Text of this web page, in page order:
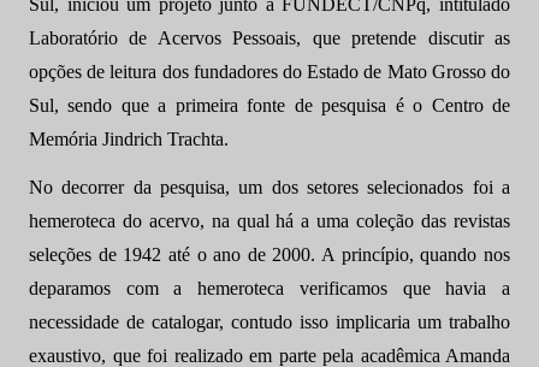
Sul, iniciou um projeto junto à FUNDECT/CNPq, intitulado
Laboratório de Acervos Pessoais, que pretende discutir as
opções de leitura dos fundadores do Estado de Mato Grosso do
Sul, sendo que a primeira fonte de pesquisa é o Centro de
Memória Jindrich Trachta.
No decorrer da pesquisa, um dos setores selecionados foi a
hemeroteca do acervo, na qual há a uma coleção das revistas
seleções de 1942 até o ano de 2000. A princípio, quando nos
deparamos com a hemeroteca verificamos que havia a
necessidade de catalogar, contudo isso implicaria um trabalho
exaustivo, que foi realizado em parte pela acadêmica Amanda